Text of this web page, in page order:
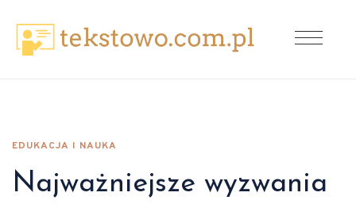
EDUKACJA I NAUKA
Najważniejsze wyzwania